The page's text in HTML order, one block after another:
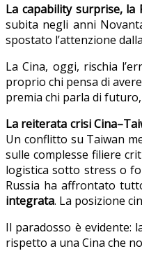
La capability surprise, la
subita negli anni
spostato l’attenzione
La Cina, oggi, rischia
proprio chi pensa di
premia chi parla di
La reiterata crisi
Un conflitto su Taiwan
sulle complesse filiere
logistica sotto stress o
Russia ha affrontato
integrata. La posizione
Il paradosso è evidente:
rispetto a una Cina che